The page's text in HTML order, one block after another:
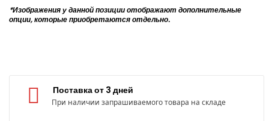
*Изображения у данной позиции отображают дополнительные
опции, которые приобретаются отдельно.
Поставка от 3 дней
При наличии запрашиваемого товара на складе